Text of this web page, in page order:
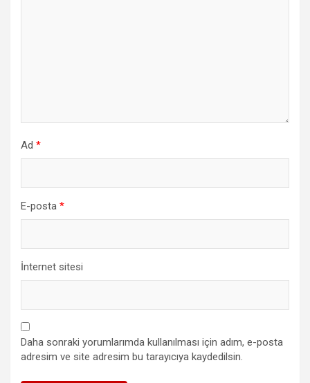
Ad *
E-posta *
İnternet sitesi
Daha sonraki yorumlarımda kullanılması için adım, e-posta
adresim ve site adresim bu tarayıcıya kaydedilsin.